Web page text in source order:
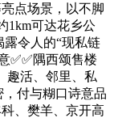
点场景，以不脚
1km可达花乡公
令人的“现私链
✅✅隅西颂售楼
趣活、邻里、私
付与糊口诗意品
、樊羊、京开高